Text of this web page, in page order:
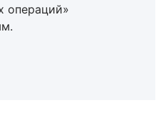
операций»